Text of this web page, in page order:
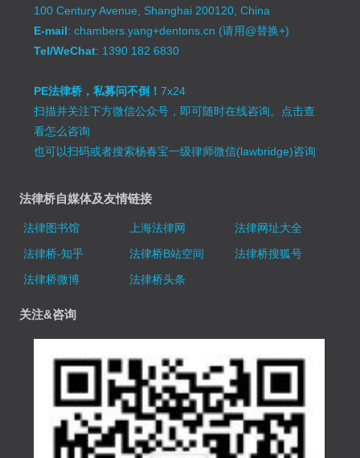
100 Century Avenue, Shanghai 200120, China
E-mail: chambers.yang+dentons.cn (请用@替换+)
Tel/WeChat: 1390 182 6830
PE法律桥，私募问不倒！7x24
扫描并关注下方微信公众号，即可随时在线咨询。 点击查
看怎么咨询
也可以扫码或者搜索杨春宝一级律师微信(lawbridge)咨询
法律桥自媒体及友情链接
法律图书馆 上海法律网
法律网址大全
法律桥-知乎
法律桥B站空间
法律桥搜狐号
法律桥微博
法律桥头条
关注&咨询